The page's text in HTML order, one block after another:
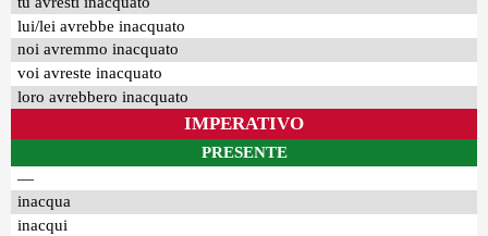
lui/lei avrebbe inacquato
noi avremmo inacquato
voi avreste inacquato
loro avrebbero inacquato
IMPERATIVO
PRESENTE
—
inacqua
inacqui